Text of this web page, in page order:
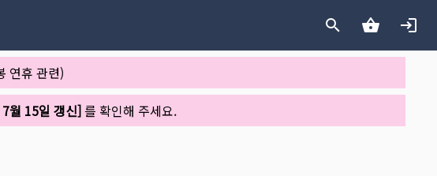
연휴 관련)
월 15일 갱신]를 확인해 주세요.